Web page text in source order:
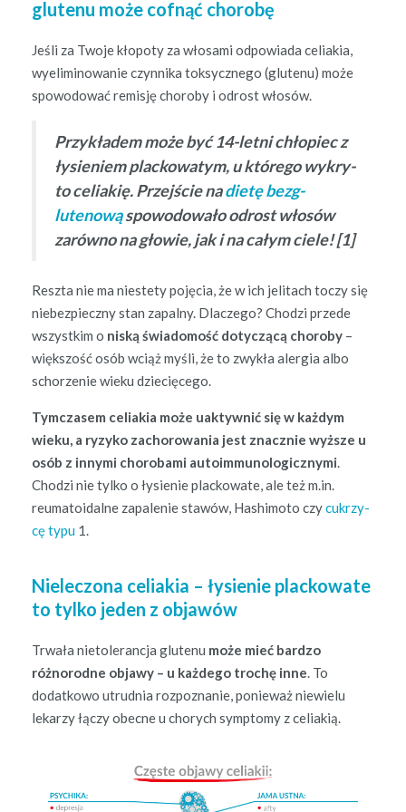
glutenu może cofnąć chorobę
Jeśli za Two­je kłopo­ty za włosa­mi odpowia­da celi­akia,
wye­lim­i­nowanie czyn­ni­ka toksy­cznego (glutenu) może
spowodować remisję choro­by i odrost włosów.
Przykła­dem może być 14-let­ni chło­piec z
łysie­niem plack­owatym, u którego wykry­
to celi­ak­ię. Prze­jś­cie nadietę bezg­
lutenowąspowodowało odrost włosów
zarówno na głowie, jak i na całym ciele! [1]
Resz­ta nie ma nieste­ty poję­cia, że w ich jeli­tach toczy się
niebez­pieczny stan zapal­ny. Dlaczego? Chodzi przede
wszys­tkim o niską świado­mość doty­czącą choro­by –
więk­szość osób wciąż myśli, że to zwykła aler­gia albo
schorze­nie wieku dziecięcego.
Tym­cza­sem celi­akia może uak­ty­wnić się w każdym
wieku, a ryzyko zachorowa­nia jest znacznie wyższe u
osób z inny­mi choroba­mi autoim­muno­log­iczny­mi.
Chodzi nie tylko o łysie­nie plack­owate, ale też m.in.
reuma­toidalne zapale­nie stawów, Hashimo­to czycukrzy­
cę typu 1.
Nieleczona celiakia – łysienie plackowate
to tylko jeden z objawów
Trwała nietol­er­anc­ja glutenu może mieć bard­zo
różnorodne objawy – u każdego trochę inne. To
dodatkowo utrud­nia rozpoz­nanie, ponieważ niewielu
lekarzy łączy obec­ne u chorych symp­to­my z celiakią.